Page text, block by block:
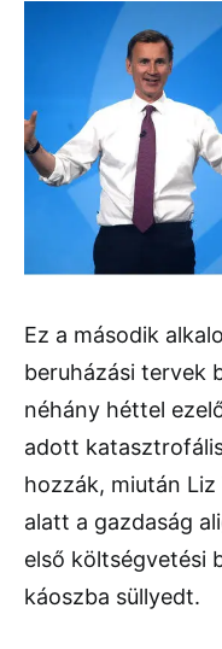
Ez a második
beruházási tervek
néhány héttel
adott
hozzák, miután
alatt a gazdaság
első költségvetési
káoszba süllyedt.